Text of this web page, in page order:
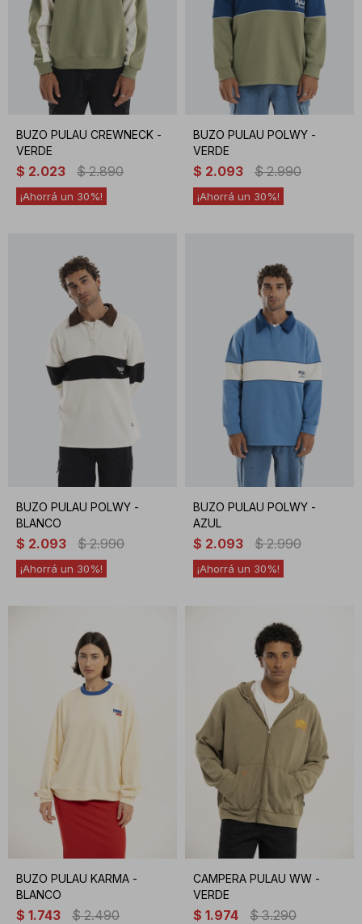
BUZO PULAU CREWNECK -
VERDE
$ 2.023 $ 2.890
30
BUZO PULAU POLWY -
VERDE
$ 2.093 $ 2.990
30
BUZO PULAU POLWY -
BLANCO
$ 2.093 $ 2.990
30
BUZO PULAU POLWY -
AZUL
$ 2.093 $ 2.990
30
BUZO PULAU KARMA -
BLANCO
$ 1.743 $ 2.490
CAMPERA PULAU WW -
VERDE
$ 1.974 $ 3.290